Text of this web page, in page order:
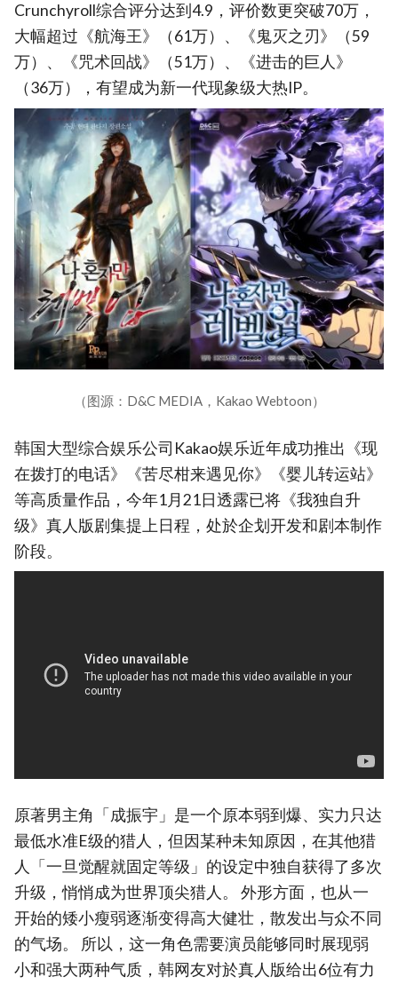
Crunchyroll综合评分达到4.9，评价数更突破70万，
大幅超过《航海王》（61万）、《鬼灭之刃》（59
万）、《咒术回战》（51万）、《进击的巨人》
（36万），有望成为新一代现象级大热IP。
（图源：D&C MEDIA，Kakao Webtoon）
韩国大型综合娱乐公司Kakao娱乐近年成功推出《现
在拨打的电话》《苦尽柑来遇见你》《婴儿转运站》
等高质量作品，今年1月21日透露已将《我独自升
级》真人版剧集提上日程，处於企划开发和剧本制作
阶段。
原著男主角「成振宇」是一个原本弱到爆、实力只达
最低水准E级的猎人，但因某种未知原因，在其他猎
人「一旦觉醒就固定等级」的设定中独自获得了多次
升级，悄悄成为世界顶尖猎人。 外形方面，也从一
开始的矮小瘦弱逐渐变得高大健壮，散发出与众不同
的气场。 所以，这一角色需要演员能够同时展现弱
小和强大两种气质，韩网友对於真人版给出6位有力